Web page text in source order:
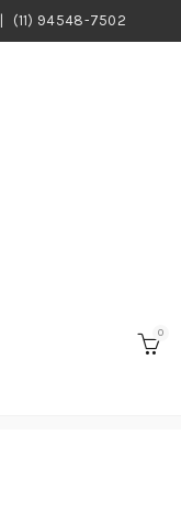
(11) 94548-7502
0